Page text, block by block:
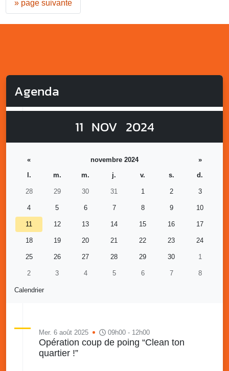
» page suivante
Agenda
11 NOV 2024
Calendrier
« novembre 2024
»
l.
m. m. j. v. s. d.
28 29 30 31 1 2 3
4 5 6 7 8 9 10
11 12 13 14 15 16 17
18 19 20 21 22 23 24
25 26 27 28 29 30 1
2 3 4 5 6 7 8
Mer. 6 août 2025 09h00 - 12h00
Opération coup de poing “Clean ton
quartier !”